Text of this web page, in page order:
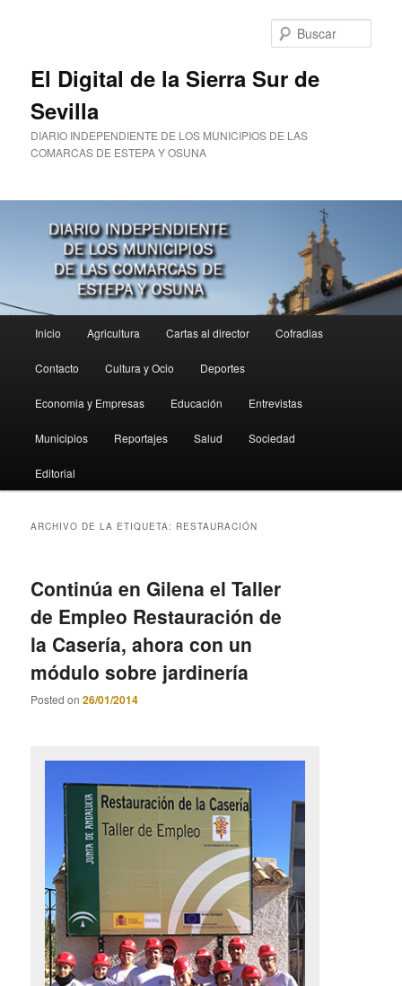
El Digital de la Sierra Sur de
Sevilla
DIARIO INDEPENDIENTE DE LOS MUNICIPIOS DE LAS
COMARCAS DE ESTEPA Y OSUNA
principal
Inicio Agricultura Cartas al director Cofradias
Contacto Cultura y Ocio Deportes
Economia y Empresas Educación Entrevistas
Municipios Reportajes Salud Sociedad
Editorial
ARCHIVO DE LA ETIQUETA: RESTAURACIÓN
Continúa en Gilena el Taller
de Empleo Restauración de
la Casería, ahora con un
módulo sobre jardinería
Posted on26/01/2014